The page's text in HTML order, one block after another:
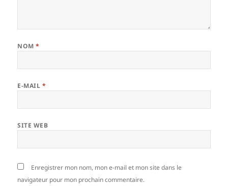
NOM*
E-MAIL *
SITE WEB
Enregistrer mon nom, mon e-mail et mon site dans le
navigateur pour mon prochain commentaire.